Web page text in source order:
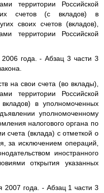
территории Российской
счетов (с вкладов) в
своих счетов (вкладов),
территории Российской
года. - Абзац 3 части 3
на свои счета (во вклады),
территории Российской
в уполномоченных
уполномоченному
налогового органа по
счета (вклада) с отметкой о
за исключением операций,
иностранного
открытия указанных
2007 года. - Абзац 1 части 3